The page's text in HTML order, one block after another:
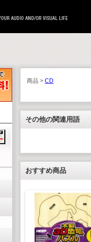
商品 > CD
その他の関連用語
おすすめ商品